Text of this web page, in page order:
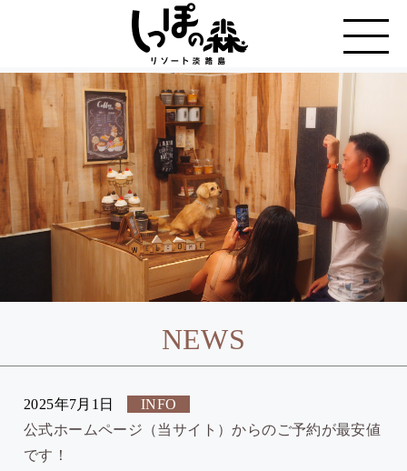
NEWS
2025年7月1日
INFO
公式ホームページ（当サイト）からのご予約が最安値
です！